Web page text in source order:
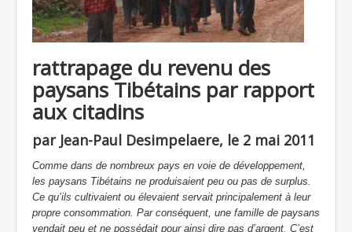
rattrapage du revenu des
paysans Tibétains par rapport
aux citadins
par Jean-Paul Desimpelaere, le 2 mai 2011
Comme dans de nombreux pays en voie de développement,
les paysans Tibétains ne produisaient peu ou pas de surplus.
Ce qu’ils cultivaient ou élevaient servait principalement à leur
propre consommation. Par conséquent, une famille de paysans
vendait peu et ne possédait pour ainsi dire pas d’argent. C’est